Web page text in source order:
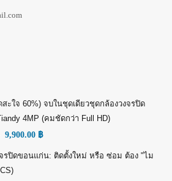
สะใจ 60%) จบในชุดเดียวชุดกล้องวงจรปิด
4MP (คมชัดกว่า Full HD)
9,900.00 ฿
รปิดขอนแก่น: ติดตั้งใหม่ หรือ ซ่อม ต้อง "ไม